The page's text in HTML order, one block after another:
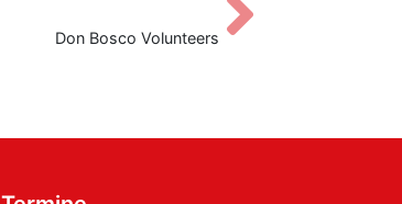
Don Bosco Volunteers